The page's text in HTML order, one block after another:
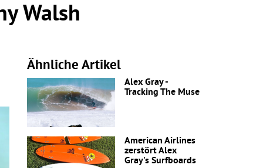
Walsh
Ähnliche Artikel
Alex Gray -
Tracking The Muse
American Airlines
zerstört Alex
Gray's Surfboards